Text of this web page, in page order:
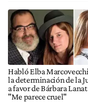
Habló Elba
la determinación de la
a favor de Bárbara
"Me parece cruel"